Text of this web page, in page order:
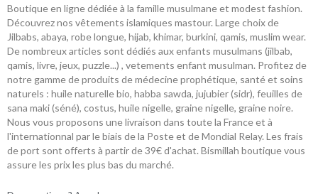
Boutique en ligne dédiée à la famille musulmane et modest fashion.
Découvrez nos vêtements islamiques mastour. Large choix de
Jilbabs, abaya, robe longue, hijab, khimar, burkini, qamis, muslim wear.
De nombreux articles sont dédiés aux enfants musulmans (jilbab,
qamis, livre, jeux, puzzle...) , vetements enfant musulman. Profitez de
notre gamme de produits de médecine prophétique, santé et soins
naturels : huile naturelle bio, habba sawda, jujubier (sidr), feuilles de
sana maki (séné), costus, huile nigelle, graine nigelle, graine noire.
Nous vous proposons une livraison dans toute la France et à
l'internationnal par le biais de la Poste et de Mondial Relay. Les frais
de port sont offerts à partir de 39€ d'achat. Bismillah boutique vous
assure les prix les plus bas du marché.